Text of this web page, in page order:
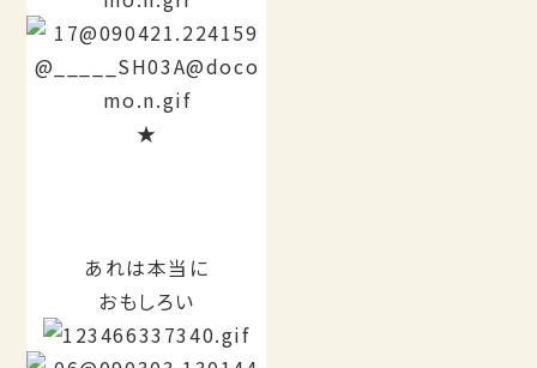
★
あれは本当に
おもしろい